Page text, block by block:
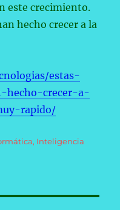
este crecimiento.
hecho crecer a la
estas-
hecho-crecer-a-
rapido/
, Inteligencia